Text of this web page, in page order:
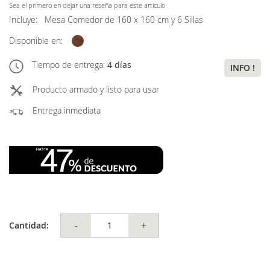
Sea el primero en dejar una reseña para este artículo
Incluye:
Mesa Comedor de 160 x 160 cm y 6 Sillas
Disponible en:
Tiempo de entrega: 4 días
INFO !
Producto armado y listo para usar
Entrega inmediata
Cantidad: - +